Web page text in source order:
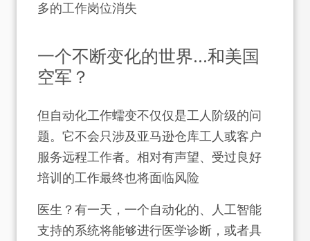
多的工作岗位消失
一个不断变化的世界...和美国
空军？
但自动化工作蠕变不仅仅是工人阶级的问
题。它不会只涉及亚马逊仓库工人或客户
服务远程工作者。相对有声望、受过良好
培训的工作最终也将面临风险
医生？有一天，一个自动化的、人工智能
支持的系统将能够进行医学诊断，或者具